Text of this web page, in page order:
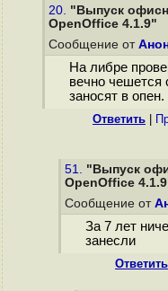
20. "Выпуск
OpenOffice 4.1.9"
Сообщение от
На либре
вечно чешется
заносят в опен.
Ответить
51. "Выпуск
OpenOffice
Сообщение от
За 7 лет
занесли
Ответить